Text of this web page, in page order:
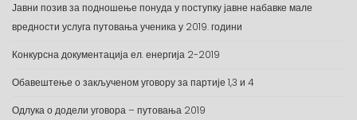
Јавни позив за подношење понуда у поступку јавне набавке мале
вредности услуга путовања ученика у 2019. години
Конкурсна документација ел. енергија 2-2019
Обавештење о закљученом уговору за партије 1,3 и 4
Одлука о додели уговора – путовања 2019